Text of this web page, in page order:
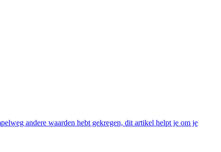
andere waarden hebt gekregen, dit artikel helpt je om je